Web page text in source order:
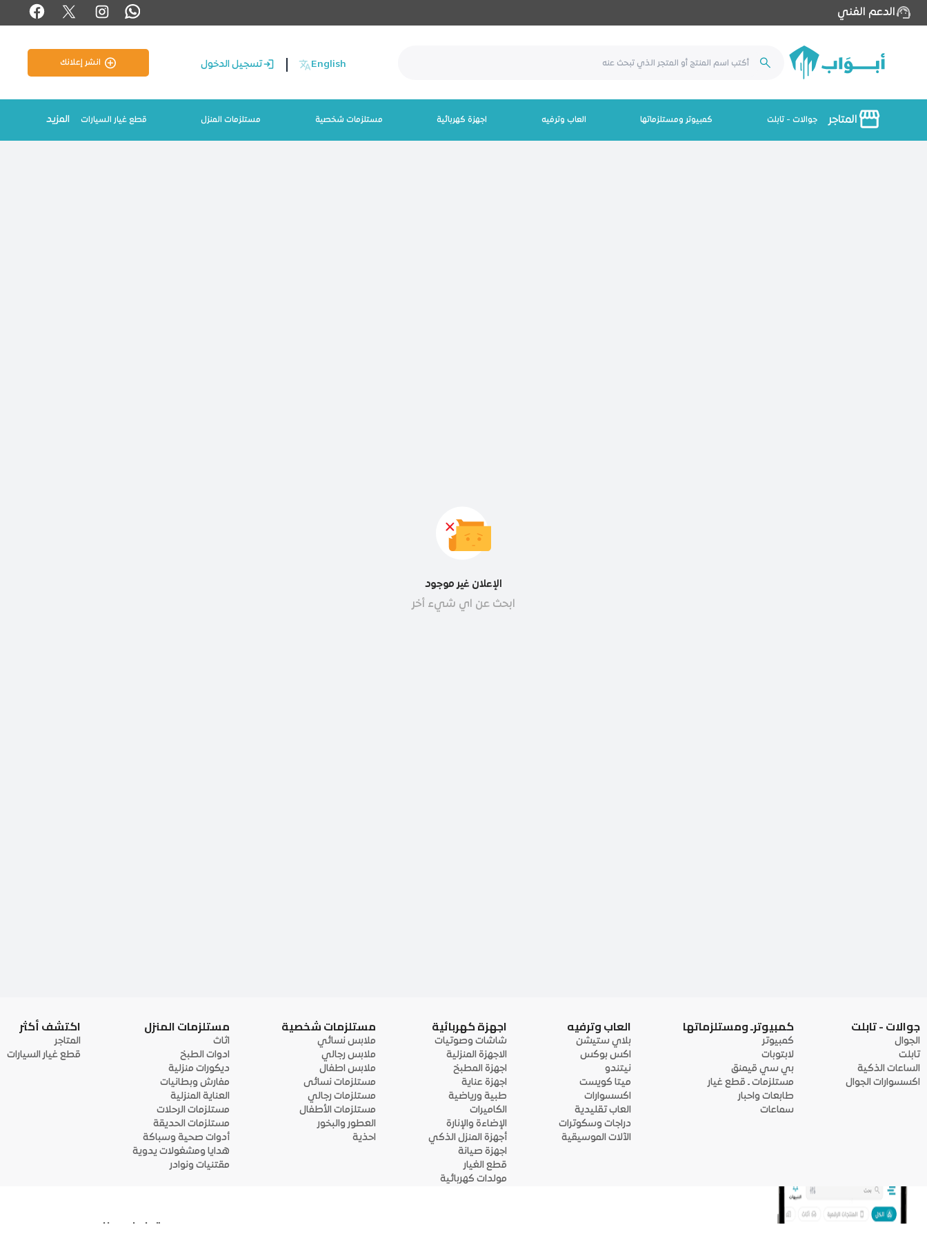
الدعم الفني
English تسجيل الدخول انشر إعلانك
المتاجر جوالات - تابلت كمبيوتر ومستلزماتها العاب وترفيه اجهزة كهربائية مستلزمات شخصية مستلزمات المنزل قطع غيار السيارات المزيد
الإعلان غير موجود
ابحث عن اي شيء أخر
جوالات - تابلت
الجوال
تابلت
الساعات الذكية
اكسسوارات الجوال
كمبيوترـ ومستلزماتها
كمبيوتر
لابتوبات
بي سي قيمنق
مستلزمات ـ قطع غيار
طابعات واحبار
سماعات
العاب وترفيه
بلاي ستيشن
اكس بوكس
نيتندو
ميتا كويست
اكسسوارات
العاب تقليدية
دراجات وسكوترات
الآلات الموسيقية
اجهزة كهربائية
شاشات وصوتيات
الاجهزة المنزلية
اجهزة المطبخ
اجهزة عناية
طبية ورياضية
الكاميرات
الإضاءة والإنارة
أجهزة المنزل الذكي
اجهزة صيانة
قطع الغيار
مولدات كهربائية
مستلزمات شخصية
ملابس نسائي
ملابس رجالي
ملابس اطفال
مستلزمات نسائى
مستلزمات رجالي
مستلزمات الأطفال
العطور والبخور
احذية
مستلزمات المنزل
اثاث
ادوات الطبخ
ديكورات منزلية
مفارش وبطانيات
العناية المنزلية
مستلزمات الرحلات
مستلزمات الحديقة
أدوات صحية وسباكة
هدايا ومشغولات يدوية
مقتنيات ونوادر
اكتشف أكثر
المتاجر
قطع غيار السيارات
تواصل معنا